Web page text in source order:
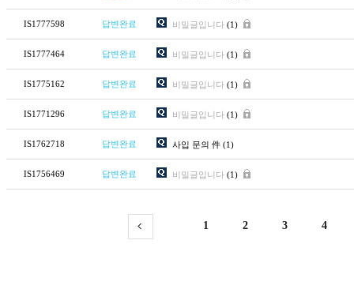
IS1777598 답변완료 비밀글입니다 (1)
IS1777464 답변완료 비밀글입니다 (1)
IS1775162 답변완료 비밀글입니다 (1)
IS1771296 답변완료 비밀글입니다 (1)
IS1762718 답변완료 사입 문의 件 (1)
IS1756469 답변완료 비밀글입니다 (1)
1 2 3 4